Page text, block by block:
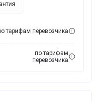
тарифам перевозчика
по тарифам
перевозчика